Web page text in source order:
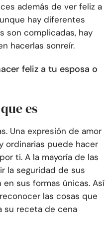
además de ver feliz a
hay diferentes
son complicadas, hay
hacerlas sonreír.
feliz a tu esposa o
es
Una expresión de amor
ordinarias puede hacer
ti. A la mayoría de las
la seguridad de sus
sus formas únicas. Así
las cosas que
su receta de cena